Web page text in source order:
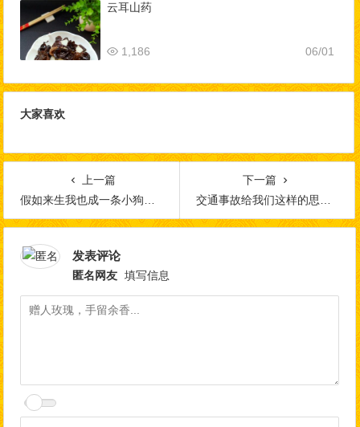
云耳山药
06/01
1,186
大家喜欢
上一篇
假如来生我也成一条小狗，怎么办？
下一篇
交通事故给我们这样的思考，不可忽视
发表评论
匿名网友 填写信息